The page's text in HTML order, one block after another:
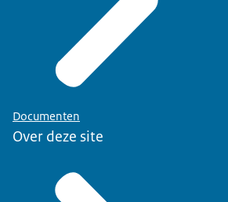
Documenten
Over deze site